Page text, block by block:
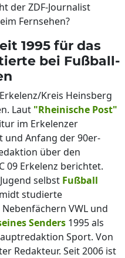
der ZDF-Journalist
Fernsehen?
1995 für das
bei Fußball-
Kreis Heinsberg
Laut "Rheinische Post"
im Erkelenzer
und Anfang der 90er-
über den
09 Erkelenz berichtet.
selbst Fußball
studierte
VWL und
Senders 1995 als
Sport. Von
Redakteur. Seit 2006 ist